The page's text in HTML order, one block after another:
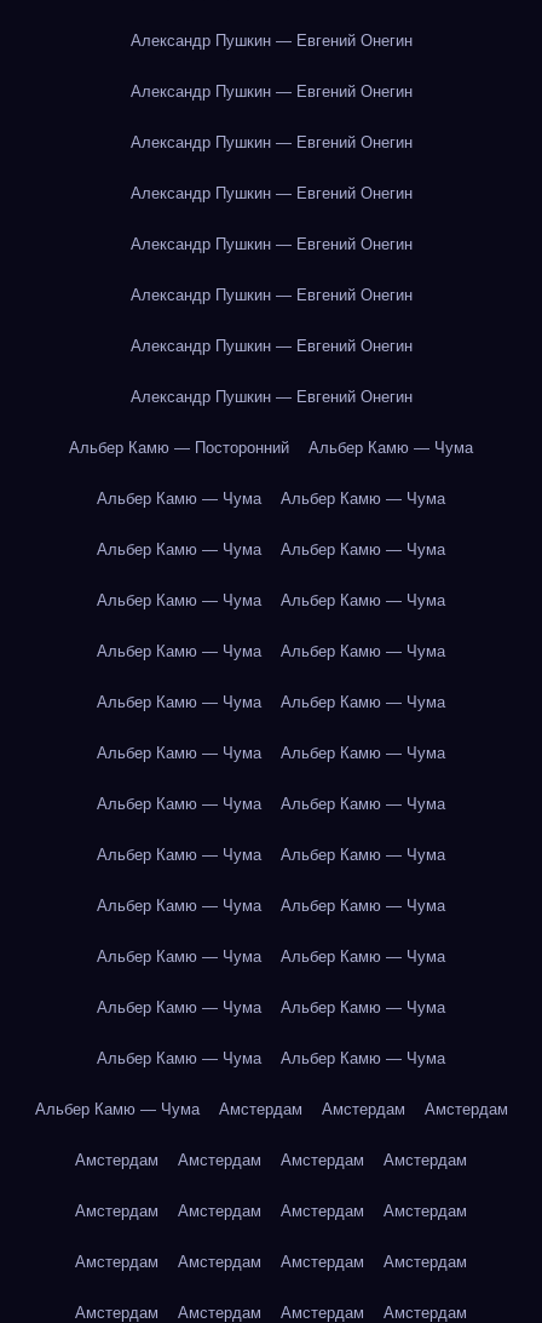
Александр Пушкин — Евгений Онегин
Александр Пушкин — Евгений Онегин
Александр Пушкин — Евгений Онегин
Александр Пушкин — Евгений Онегин
Александр Пушкин — Евгений Онегин
Александр Пушкин — Евгений Онегин
Александр Пушкин — Евгений Онегин
Александр Пушкин — Евгений Онегин
Альбер Камю — Посторонний Альбер Камю — Чума
Альбер Камю — Чума Альбер Камю — Чума
Альбер Камю — Чума Альбер Камю — Чума
Альбер Камю — Чума Альбер Камю — Чума
Альбер Камю — Чума Альбер Камю — Чума
Альбер Камю — Чума Альбер Камю — Чума
Альбер Камю — Чума Альбер Камю — Чума
Альбер Камю — Чума Альбер Камю — Чума
Альбер Камю — Чума Альбер Камю — Чума
Альбер Камю — Чума Альбер Камю — Чума
Альбер Камю — Чума Альбер Камю — Чума
Альбер Камю — Чума Альбер Камю — Чума
Альбер Камю — Чума Альбер Камю — Чума
Альбер Камю — Чума Амстердам Амстердам Амстердам
Амстердам Амстердам Амстердам Амстердам
Амстердам Амстердам Амстердам Амстердам
Амстердам Амстердам Амстердам Амстердам
Амстердам Амстердам Амстердам Амстердам